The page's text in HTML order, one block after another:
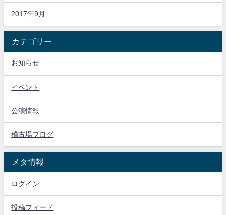
2017年9月
カテゴリー
お知らせ
イベント
公演情報
稽古場ブログ
メタ情報
ログイン
投稿フィード